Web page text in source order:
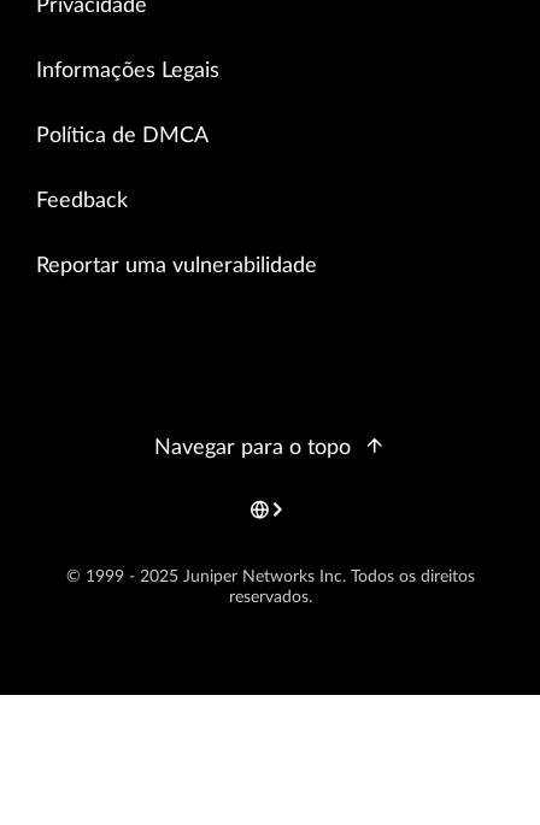
Privacidade
Informações Legais
Política de DMCA
Feedback
Reportar uma vulnerabilidade
© 1999 - 2025 Juniper Networks Inc. Todos os direitos
reservados.
Navegar para o topo